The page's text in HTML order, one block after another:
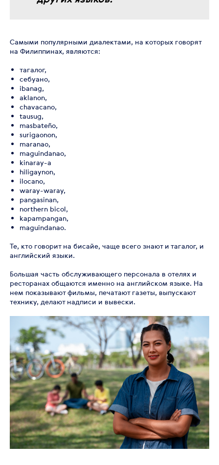
Самыми популярными диалектами, на которых говорят
на Филиппинах, являются:
тагалог,
себуано,
ibanag,
aklanon,
chavacano,
tausug,
masbateño,
surigaonon,
maranao,
maguindanao,
kinaray-a
hiligaynon,
ilocano,
waray-waray,
pangasinan,
northern bicol,
kapampangan,
maguindanao.
Те, кто говорит на бисайе, чаще всего знают и тагалог, и
английский языки.
Большая часть обслуживающего персонала в отелях и
ресторанах общаются именно на английском языке. На
нем показывают фильмы, печатают газеты, выпускают
технику, делают надписи и вывески.